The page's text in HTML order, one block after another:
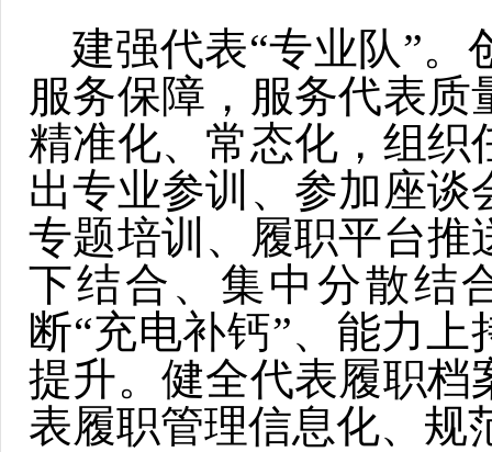
建强代表“专业队”
服务保障，服务代表
精准化、常态化，组织
出专业参训、参加座
专题培训、履职平台推
下结合、集中分散结
断“充电补钙”、能力
提升。健全代表履职档
表履职管理信息化、规